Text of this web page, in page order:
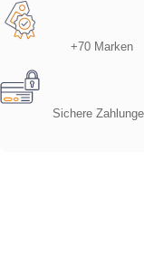
+70 Marken
Sichere